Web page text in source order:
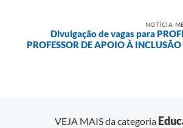
NOTÍCIA
Divulgação de vagas para
PROFESSOR DE APOIO À
VEJA MAIS da categoria